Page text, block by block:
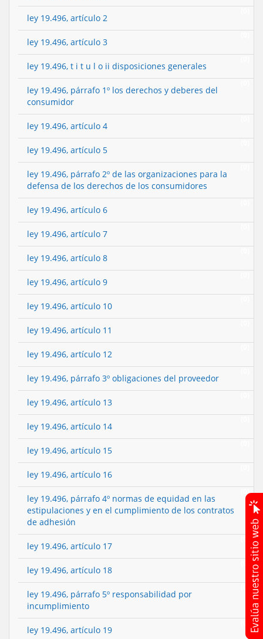
ley 19.496, artículo 2
ley 19.496, artículo 3
ley 19.496, t i t u l o ii disposiciones generales
ley 19.496, párrafo 1º los derechos y deberes del
consumidor
ley 19.496, artículo 4
ley 19.496, artículo 5
ley 19.496, párrafo 2º de las organizaciones para la
defensa de los derechos de los consumidores
ley 19.496, artículo 6
ley 19.496, artículo 7
ley 19.496, artículo 8
ley 19.496, artículo 9
ley 19.496, artículo 10
ley 19.496, artículo 11
ley 19.496, artículo 12
ley 19.496, párrafo 3º obligaciones del proveedor
ley 19.496, artículo 13
ley 19.496, artículo 14
ley 19.496, artículo 15
ley 19.496, artículo 16
(0)
ley 19.496, párrafo 4º normas de equidad en las
estipulaciones y en el cumplimiento de los contratos
de adhesión
ley 19.496, artículo 17
ley 19.496, artículo 18
ley 19.496, párrafo 5º responsabilidad por
incumplimiento
ley 19.496, artículo 19